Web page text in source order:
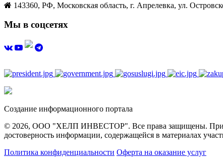
143360, РФ, Московская область, г. Апрелевка, ул.
Мы в соцсетях
Создание информационного портала
© 2026, ООО "ХЕЛП ИНВЕСТОР". Все права защищены. При
достоверность информации, содержащейся в материалах
Политика конфиденциальности Оферта на оказание услуг